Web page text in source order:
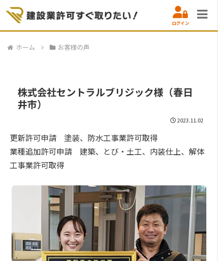
ログイン
ホーム お客様の声
株式会社セントラルブリジック様（春日
井市）
2023.11.02
更新許可申請 塗装、防水工事業許可取得
業種追加許可申請 建築、とび・土工、内装仕上、解体
工事業許可取得